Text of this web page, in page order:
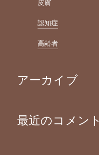
皮膚
認知症
高齢者
アーカイブ
最近のコメント